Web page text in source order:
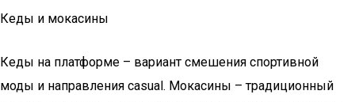
Кеды и мокасины
Кеды на платформе – вариант смешения спортивной
моды и направления casual. Мокасины – традиционный